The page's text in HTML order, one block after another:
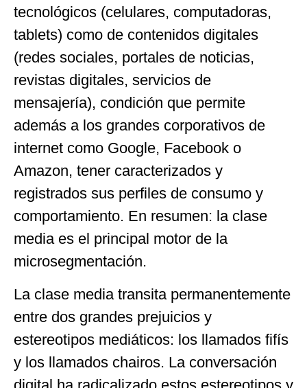
tecnológicos (celulares, computadoras,
tablets) como de contenidos digitales
(redes sociales, portales de noticias,
revistas digitales, servicios de
mensajería), condición que permite
además a los grandes corporativos de
internet como Google, Facebook o
Amazon, tener caracterizados y
registrados sus perfiles de consumo y
comportamiento. En resumen: la clase
media es el principal motor de la
microsegmentación.
La clase media transita permanentemente
entre dos grandes prejuicios y
estereotipos mediáticos: los llamados fifís
y los llamados chairos. La conversación